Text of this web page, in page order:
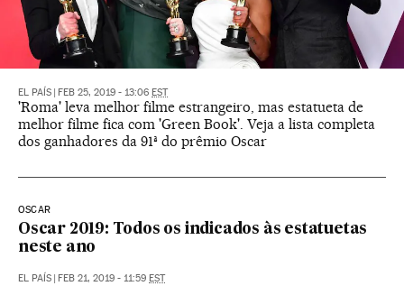
EL PAÍS FEB 25, 2019 - 13:06 EST
'Roma' leva melhor filme estrangeiro, mas estatueta de
melhor filme fica com 'Green Book'. Veja a lista completa
dos ganhadores da 91ª do prêmio Oscar
OSCAR
Oscar 2019: Todos os indicados às estatuetas
neste ano
EL PAÍS FEB 21, 2019 - 11:59 EST